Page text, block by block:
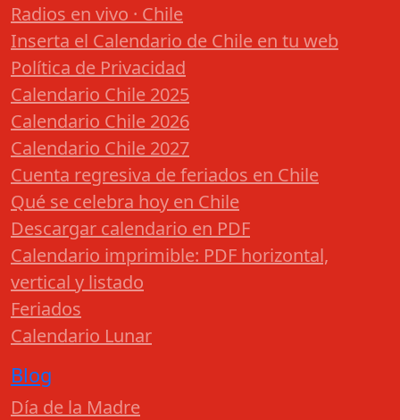
Radios en vivo · Chile
Inserta el Calendario de Chile en tu web
Política de Privacidad
Calendario Chile 2025
Calendario Chile 2026
Calendario Chile 2027
Cuenta regresiva de feriados en Chile
Qué se celebra hoy en Chile
Descargar calendario en PDF
Calendario imprimible: PDF horizontal,
vertical y listado
Feriados
Calendario Lunar
Blog
Día de la Madre